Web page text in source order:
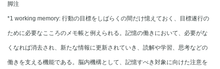
脚注
*1 working memory: 行動の目標をしばらくの間だけ憶えておく、目標遂行の
ために必要なこころのメモ帳と例えられる。記憶の働きにおいて、必要がな
くなれば消去され、新たな情報に更新されていき、読解や学習、思考などの
働きを支える機能である。脳内機構として、記憶すべき対象に向けた注意を